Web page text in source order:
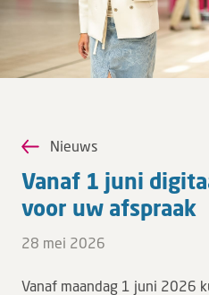
Leren
Over ons
MijnDZNieuws
Vanaf 1 juni
voor uw af­spraak
28 mei 2026
Vanaf maandag 1 juni 2026